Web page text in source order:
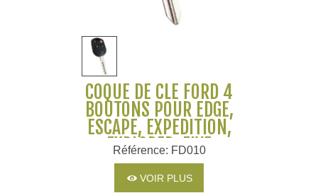
COQUE DE CLÉ FORD 4
BOUTONS POUR EDGE,
ESCAPE, EXPEDITION,
EXPLORER, FIVE
HUNDRED, FLEX,
FREESTYLE, FUSION..
Référence: FD010
VOIR PLUS